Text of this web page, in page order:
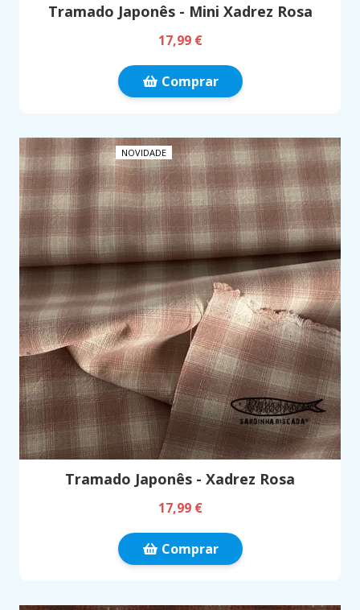
Tramado Japonês - Mini Xadrez Rosa
17,99 €
Comprar
NOVIDADE
Tramado Japonês - Xadrez Rosa
17,99 €
Comprar